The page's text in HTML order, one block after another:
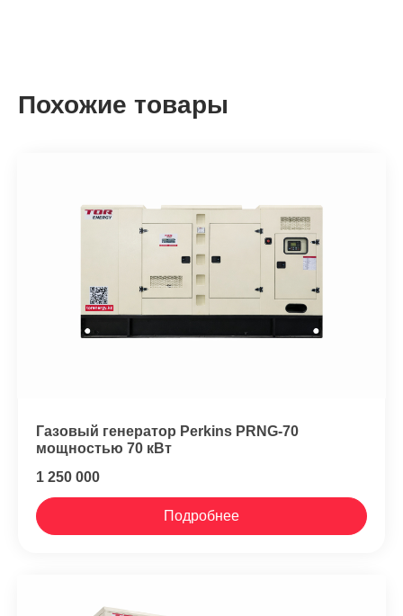
Похожие товары
Газовый генератор Perkins PRNG-70
мощностью 70 кВт
1 250 000
Подробнее